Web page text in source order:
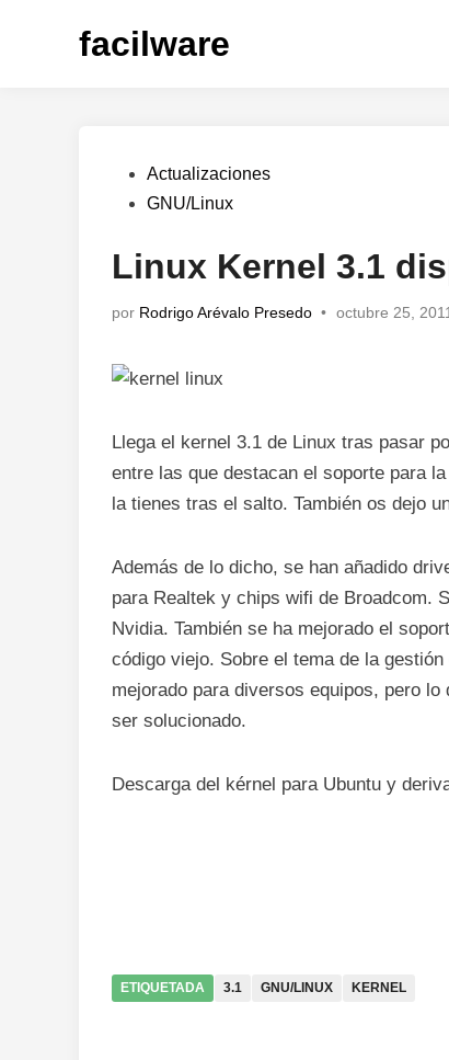
facilware
Publicado
en
Actualizaciones
GNU/Linux
Linux Kernel 3.1
por Rodrigo Arévalo Presedo • octubre 25, 2011
Llega el kernel 3.1 de Linux tras pasar
entre las que destacan el soporte para
la tienes tras el salto. También os dejo
Además de lo dicho, se han añadido
para Realtek y chips wifi de Broadcom.
Nvidia. También se ha mejorado el
código viejo. Sobre el tema de la
mejorado para diversos equipos, pero
ser solucionado.
Descarga del kérnel para Ubuntu y
ETIQUETADA 3.1 GNU/LINUX KERNEL